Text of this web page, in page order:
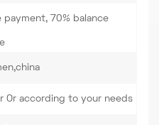
payment, 70% balance
Or according to your needs